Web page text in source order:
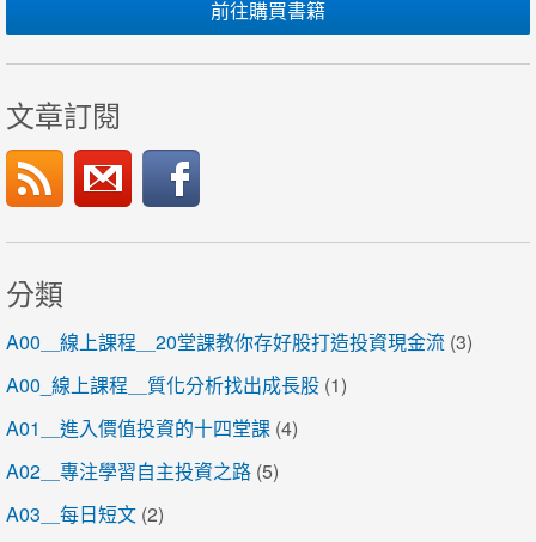
前往購買書籍
文章訂閱
分類
A00＿線上課程＿20堂課教你存好股打造投資現金流 (3)
A00_線上課程＿質化分析找出成長股 (1)
A01＿進入價值投資的十四堂課 (4)
A02＿專注學習自主投資之路 (5)
A03＿每日短文 (2)